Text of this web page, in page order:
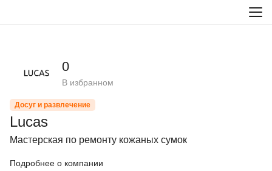
0
В избранном
Досуг и развлечение
Lucas
Мастерская по ремонту кожаных сумок
Подробнее о компании